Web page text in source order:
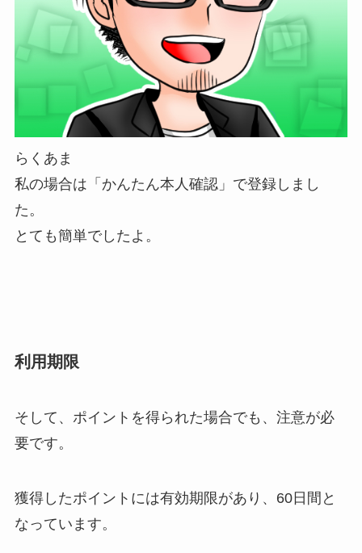
らくあま
私の場合は「かんたん本人確認」で登録しまし
た。
とても簡単でしたよ。
利用期限
そして、ポイントを得られた場合でも、注意が必
要です。
獲得したポイントには有効期限があり、60日間 と
なっています。